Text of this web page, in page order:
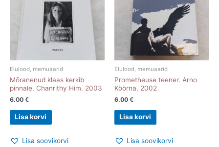
Elulood, memuaarid
Mõranenud klaas kerkib
pinnale. Chanrithy Him. 2003
6.00 €
Lisa korvi
Lisa soovikorvi
Elulood, memuaarid
Prometheuse teener. Arno
Köörna. 2002
6.00 €
Lisa korvi
Lisa soovikorvi